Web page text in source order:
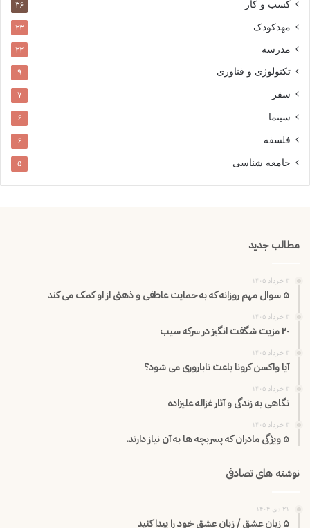
کسب و کار ۳۶
مهدکودک ۲۳
مدرسه ۲۲
تکنولوژی و فناوری ۹
سفر ۷
سینما ۶
فلسفه ۶
جامعه شناسی ۵
مطالب جدید
۳ خرداد ۱۴۰۵
۵ سوال مهم روزانه که به حمایت عاطفی و ذهنی از او کمک می کند
۳ خرداد ۱۴۰۵
۲۰ مزیت شگفت انگیز در سرکه سیب
۳ خرداد ۱۴۰۵
آیا واکسن کرونا باعث ناباروری می شود؟
۳ خرداد ۱۴۰۵
نگاهی به زندگی و آثار غزاله علیزاده
۳ خرداد ۱۴۰۵
۵ ویژگی مادران که پسربچه ها به آن نیاز دارند.
نوشته های تصادفی
۲۱ دی ۱۴۰۴
۵ زبان عشق / زبان عشق خود را پیدا کنید